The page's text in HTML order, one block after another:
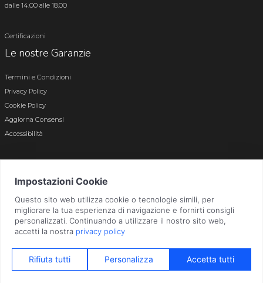
dalle 14.00 alle 18.00
Certificazioni
Le nostre Garanzie
Termini e Condizioni
Privacy Policy
Cookie Policy
Aggiorna Consensi
Accessibilità
Bergamo n. 01496180165 · Capitale Sociale i.v. € 800.000,00